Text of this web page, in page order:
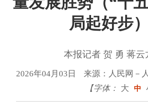
局起好步）
本报记者 贺 勇 蒋云
2026年04月03日 来源：人民网－
【字体： 大 中